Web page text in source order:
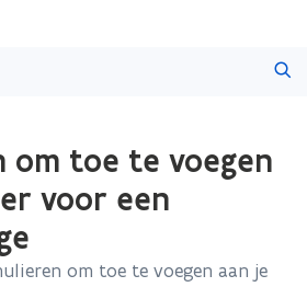
gaan
om toe te voegen
voor een
om toe te voegen aan je